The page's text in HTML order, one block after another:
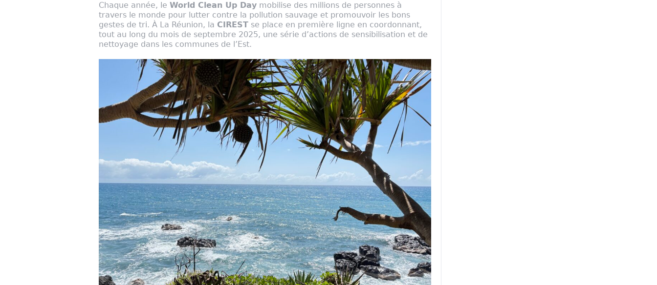
Chaque année, le World Clean Up Day mobilise des millions de personnes à
travers le monde pour lutter contre la pollution sauvage et promouvoir les bons
gestes de tri. À La Réunion, la CIREST se place en première ligne en coordonnant,
tout au long du mois de septembre 2025, une série d’actions de sensibilisation et de
nettoyage dans les communes de l’Est.